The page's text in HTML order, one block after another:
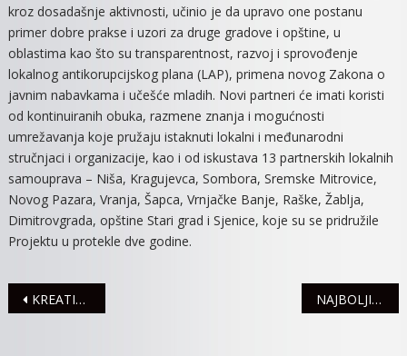
kroz dosadašnje aktivnosti, učinio je da upravo one postanu
primer dobre prakse i uzori za druge gradove i opštine, u
oblastima kao što su transparentnost, razvoj i sprovođenje
lokalnog antikorupcijskog plana (LAP), primena novog Zakona o
javnim nabavkama i učešće mladih. Novi partneri će imati koristi
od kontinuiranih obuka, razmene znanja i mogućnosti
umrežavanja koje pružaju istaknuti lokalni i međunarodni
stručnjaci i organizacije, kao i od iskustava 13 partnerskih lokalnih
samouprava – Niša, Kragujevca, Sombora, Sremske Mitrovice,
Novog Pazara, Vranja, Šapca, Vrnjačke Banje, Raške, Žablja,
Dimitrovgrada, opštine Stari grad i Sjenice, koje su se pridružile
Projektu u protekle dve godine.
Navigacija
KREATIVAN ČOVEK MOTIVISAN JE ŽELjOM DA POSTIGNE USPEH! NAJBOLJI MITROVAČKI SPORTISTI PUTUJU U SARAJEVO NA ZAVRŠNICU SPORTSKIH IGARA MLADIH